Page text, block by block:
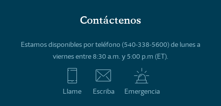
Contáctenos
Estamos disponibles por teléfono (540-338-5600) de lunes a
viernes entre 8:30 a.m. y 5:00 p.m (ET).
Llame Escriba Emergencia